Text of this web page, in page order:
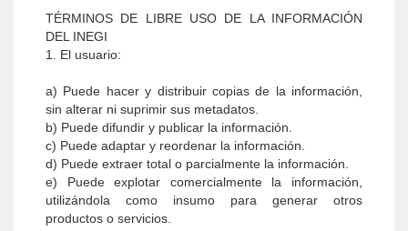
TÉRMINOS DE LIBRE USO DE LA INFORMACIÓN
DEL INEGI
1. El usuario:
a) Puede hacer y distribuir copias de la información,
sin alterar ni suprimir sus metadatos.
b) Puede difundir y publicar la información.
c) Puede adaptar y reordenar la información.
d) Puede extraer total o parcialmente la información.
e) Puede explotar comercialmente la información,
utilizándola como insumo para generar otros
productos o servicios.